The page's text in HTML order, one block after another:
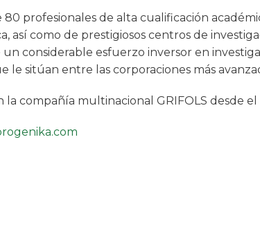
profesionales de alta cualificación
así como de prestigiosos centros de
considerable esfuerzo inversor en
le sitúan entre las corporaciones más
compañía multinacional GRIFOLS desde el